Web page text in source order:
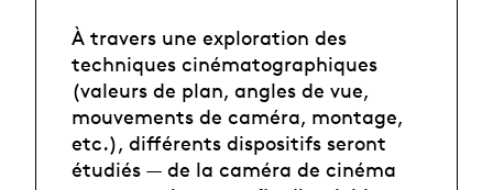
À travers une exploration des
techniques cinématographiques
(valeurs de plan, angles de vue,
mouvements de caméra, montage,
etc.), différents dispositifs seront
étudiés — de la caméra de cinéma